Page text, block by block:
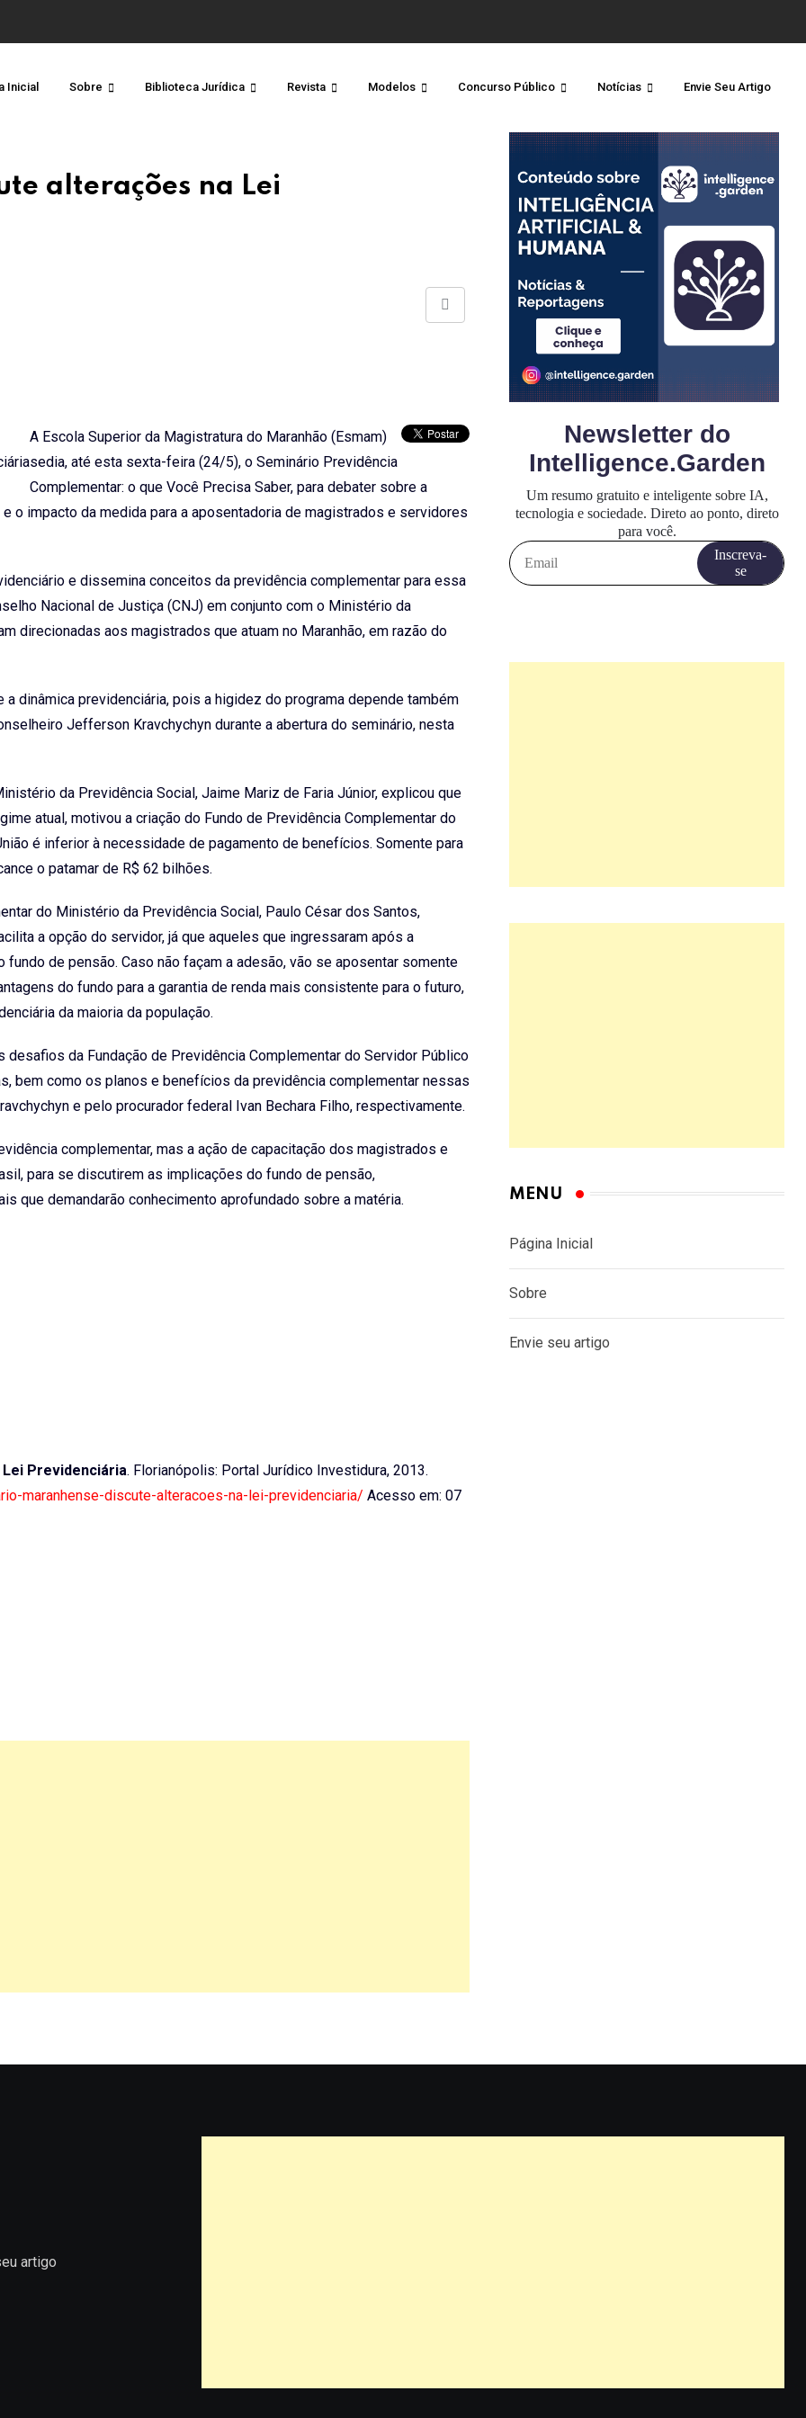
Inicial Sobre Biblioteca Jurídica Revista Modelos Concurso Público Notícias Envie Seu Artigo
alterações na Lei
Share
A Escola Superior da Magistratura do Maranhão (Esmam)
sedia, até esta sexta-feira (24/5), o Seminário Previdência
Complementar: o que Você Precisa Saber, para debater sobre a
o impacto da medida para a aposentadoria de magistrados e servidores
e dissemina conceitos da previdência complementar para essa
Nacional de Justiça (CNJ) em conjunto com o Ministério da
direcionadas aos magistrados que atuam no Maranhão, em razão do
dinâmica previdenciária, pois a higidez do programa depende também
Jefferson Kravchychyn durante a abertura do seminário, nesta
da Previdência Social, Jaime Mariz de Faria Júnior, explicou que
atual, motivou a criação do Fundo de Previdência Complementar do
é inferior à necessidade de pagamento de benefícios. Somente para
o patamar de R$ 62 bilhões.
do Ministério da Previdência Social, Paulo César dos Santos,
a opção do servidor, já que aqueles que ingressaram após a
de pensão. Caso não façam a adesão, vão se aposentar somente
do fundo para a garantia de renda mais consistente para o futuro,
da maioria da população.
da Fundação de Previdência Complementar do Servidor Público
bem como os planos e benefícios da previdência complementar nessas
e pelo procurador federal Ivan Bechara Filho, respectivamente.
complementar, mas a ação de capacitação dos magistrados e
para se discutirem as implicações do fundo de pensão,
que demandarão conhecimento aprofundado sobre a matéria.
Previdenciária. Florianópolis: Portal Jurídico Investidura, 2013.
maranhense-discute-alteracoes-na-lei-previdenciaria/ Acesso em: 07
artigo